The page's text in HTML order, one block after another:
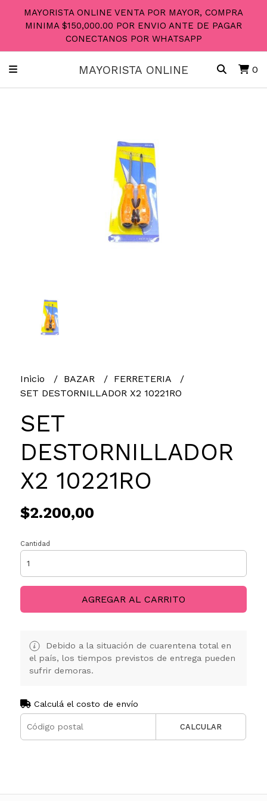
MAYORISTA ONLINE VENTA POR MAYOR, COMPRA
MINIMA $150,000.00 POR ENVIO ANTE DE PAGAR
CONECTANOS POR WHATSAPP
MAYORISTA ONLINE 0
Inicio BAZAR
FERRETERIA
SET DESTORNILLADOR X2 10221RO
SET
DESTORNILLADOR
X2 10221RO
$2.200,00
Cantidad
AGREGAR AL CARRITO
Debido a la situación de cuarentena total en
el país, los tiempos previstos de entrega pueden
sufrir demoras.
Calculá el costo de envío
CALCULAR